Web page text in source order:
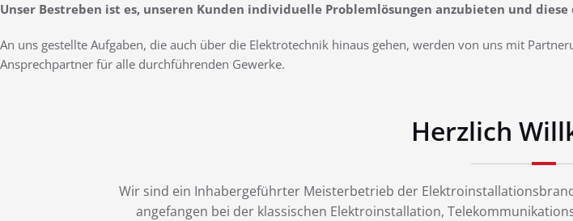
Unser Bestreben ist es, unseren Kunden individuelle Problemlösungen anzubieten und
An uns gestellte Aufgaben, die auch über die Elektrotechnik hinaus gehen, werden von uns mit
Ansprechpartner für alle durchführenden Gewerke.
Herzlich
Wir sind ein Inhabergeführter Meisterbetrieb der
angefangen bei der klassischen Elektroinstallation,